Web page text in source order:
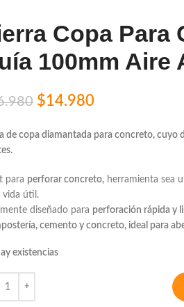
Copa Para
100mm
$14.980
de copa diamantada para concreto, cuyo
para perforar concreto, herramienta sea
vida útil.
diseñado para perforación rápida y
cemento y concreto, ideal para
existencias